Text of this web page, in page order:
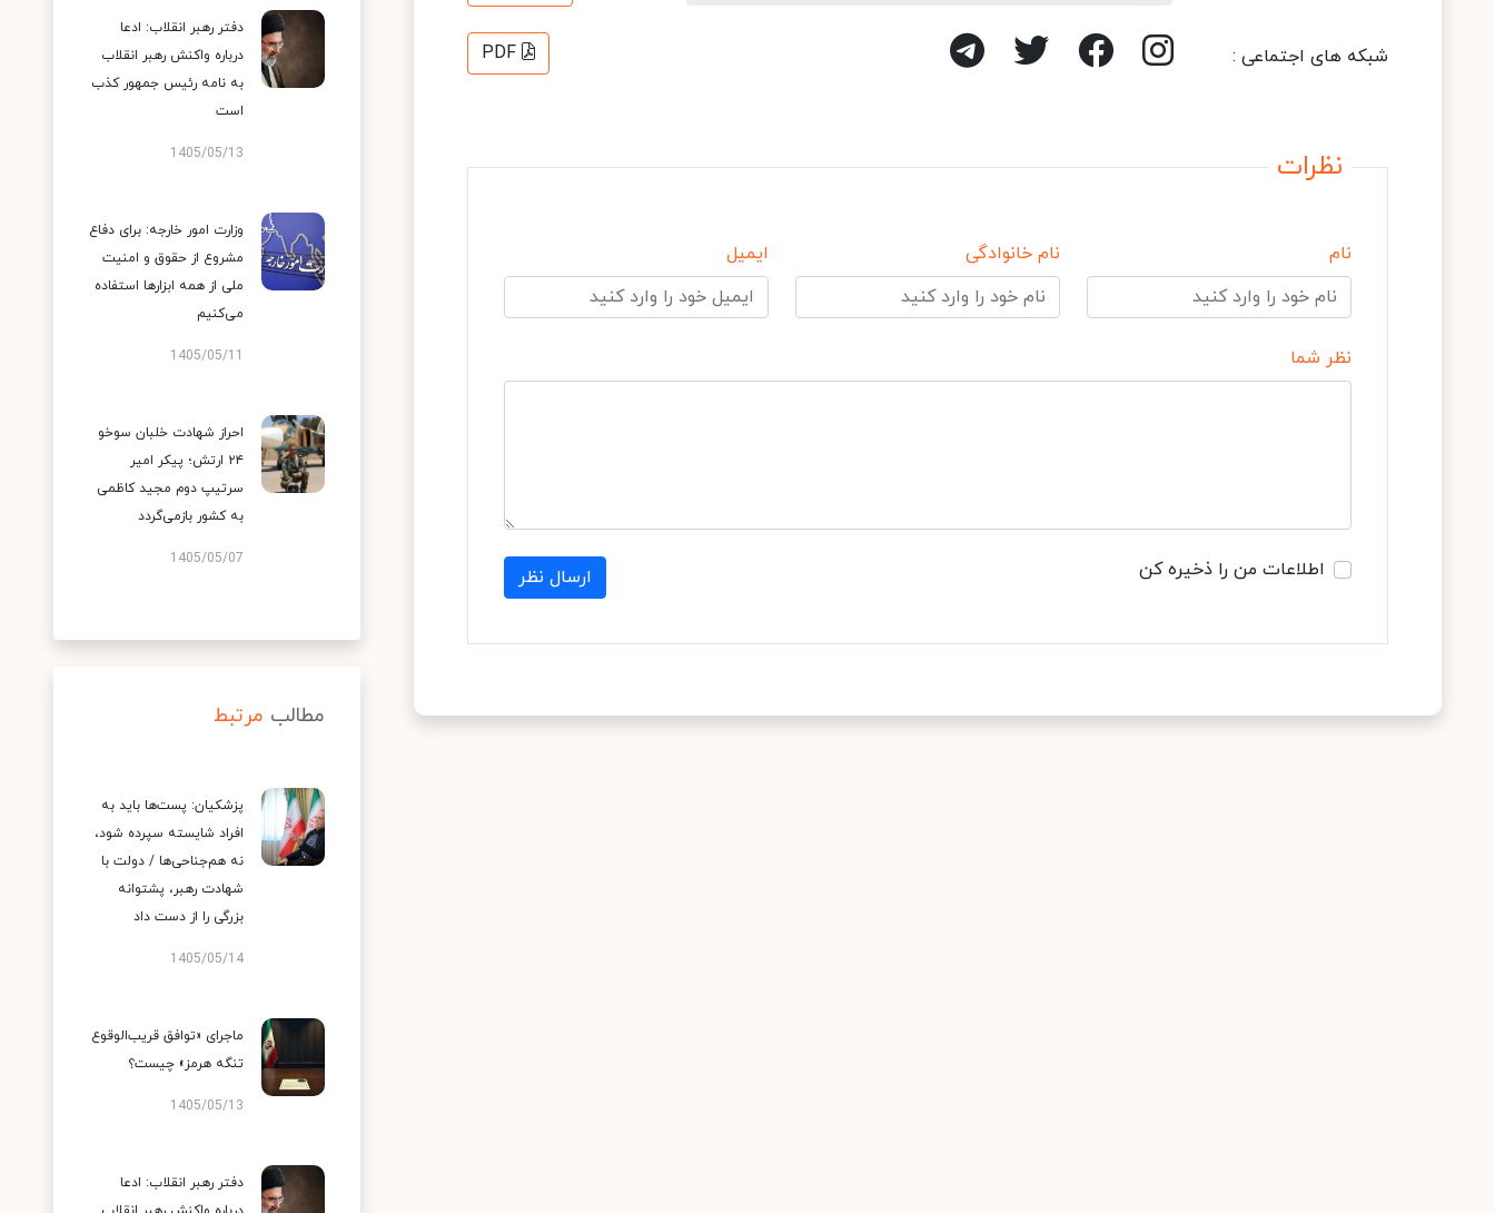
شبکه های اجتماعی : PDF
نظرات
نام نام خانوادگی ایمیل
نظر شما
اطلاعات من را ذخیره کن ارسال نظر
دفتر رهبر انقلاب: ادعا
درباره واکنش رهبر انقلاب
به نامه رئیس جمهور کذب
است
1405/05/13
وزارت امور خارجه: برای دفاع
مشروع از حقوق و امنیت
ملی از همه ابزارها استفاده
می‌کنیم
1405/05/11
احراز شهادت خلبان سوخو
۲۴ ارتش؛ پیکر امیر
سرتیپ دوم مجید کاظمی
به کشور بازمی‌گردد
1405/05/07
مطالب مرتبط
پزشکیان: پست‌ها باید به
افراد شایسته سپرده شود،
نه هم‌جناحی‌ها / دولت با
شهادت رهبر، پشتوانه
بزرگی را از دست داد
1405/05/14
ماجرای «توافق قریب‌الوقوع
تنگه هرمز» چیست؟
1405/05/13
دفتر رهبر انقلاب: ادعا